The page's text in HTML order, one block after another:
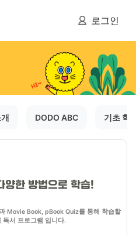
로그인
DODO ABC 기초 학
양한 방법으로 학습!
Movie Book, pBook Quiz를 통해 학습할
독서 프로그램 입니다.